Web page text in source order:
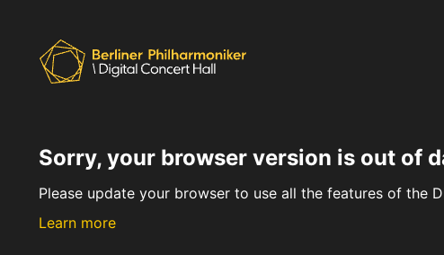
Sorry, your browser version is out of
Please update your browser to use all the features of the
Learn more